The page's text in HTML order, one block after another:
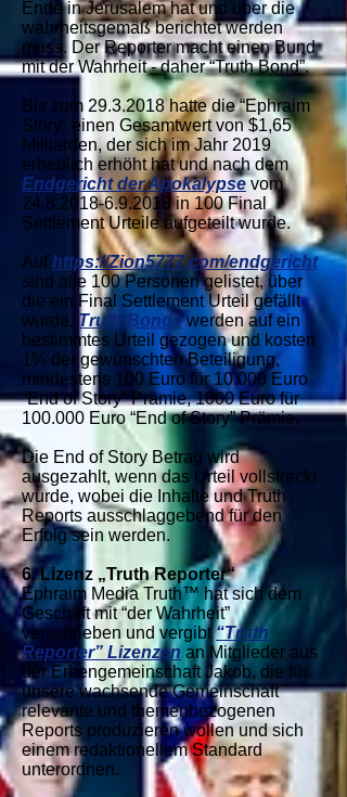
Ende in Jerusalem hat und über die
wahrheitsgemäß berichtet werden
muss. Der Reporter macht einen Bund
mit der Wahrheit - daher “Truth Bond”.
Bis zum 29.3.2018hatte die “Ephraim
Story” einen Gesamtwert von $1,65
Milliarden, der sich im Jahr 2019
erheblich erhöht hat und nach dem
Endgericht der Apokalypse vom
24.8.2018-6.9.2018in 100 Final
Settlement Urteile aufgeteilt wurde.
Aufhttps://Zion5777.com/endgericht
sind alle 100 Personen gelistet, über
die ein Final Settlement Urteil gefällt
wurde. Truth Bondswerden auf ein
bestimmtes Urteil gezogen und kosten
1% der gewünschten Beteiligung,
mindestens 100 Euro für 10.000 Euro
“End of Story” Prämie, 1000 Euro für
100.000 Euro “End of Story” Prämie.
Die End of Story Betrag wird
ausgezahlt, wenn das Urteil vollstreckt
wurde, wobei die Inhalte und Truth
Reports ausschlaggebend für den
Erfolg sein werden.
6. Lizenz „Truth Reporter“
Ephraim Media Truth™ hat sich dem
Geschäft mit “der Wahrheit”
verschrieben und vergibt“Truth
Reporter” Lizenzen an Mitglieder aus
der Erbengemeinschaft Jakob, die für
unsere wachsende Gemeinschaft
relevante und themenbezogenen
Reports produzieren wollen und sich
einem redaktionellem Standard
unterordnen.